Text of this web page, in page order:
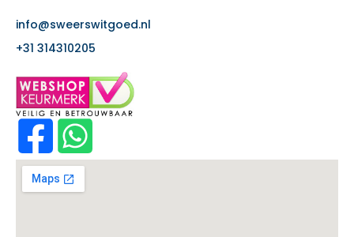
info@sweerswitgoed.nl
+31 314310205